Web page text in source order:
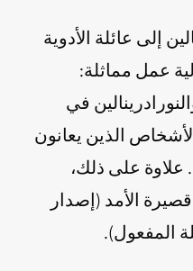
إلى عائلة الأدوية
عمل مماثلة:
في
الذين يعانون
علاوة على ذلك،
الأمد (إصدار
المفعول).